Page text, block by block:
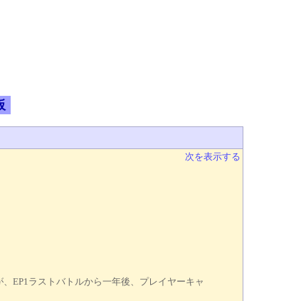
次を表示する
EP1ラストバトルから一年後、プレイヤーキャ